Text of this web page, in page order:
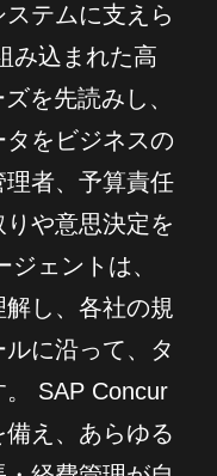
テムに支えら
み込まれた高
を先読みし、
をビジネスの
者、予算責任
や意思決定を
ェントは、
し、各社の規
に沿って、タ
SAP Concur
え、あらゆる